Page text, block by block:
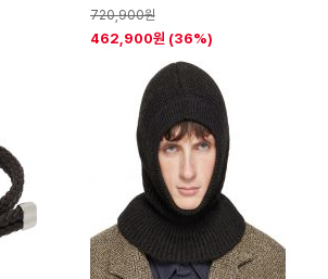
720,900원
462,900원 (36%)